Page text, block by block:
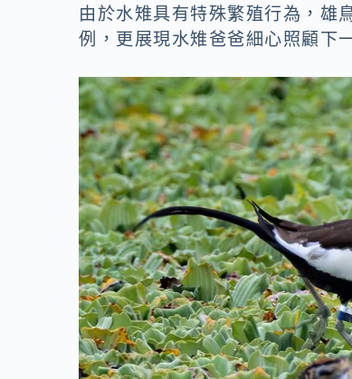
由於水雉具有特殊繁殖行為，雄
例，更展現水雉爸爸細心照顧下